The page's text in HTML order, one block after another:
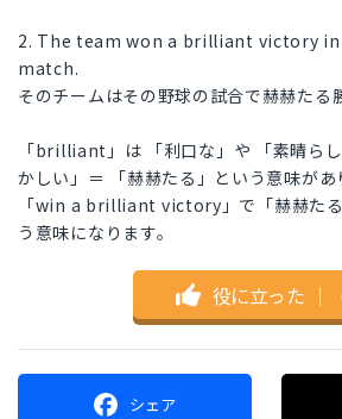
2. The team won a brilliant victory
match.
そのチームはその野球の試合で赫赫たる
「brilliant」は 「利口な」や 「素晴ら
かしい」＝ 「赫赫たる」という意味があ
「win a brilliant victory」で「赫赫た
う意味になります。
役に立った ｜
シェア